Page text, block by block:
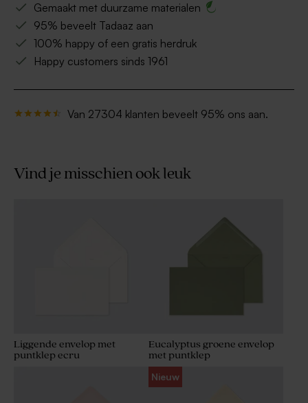
Gemaakt met duurzame materialen
95% beveelt Tadaaz aan
100% happy of een gratis herdruk
Happy customers sinds 1961
Van 27304 klanten beveelt 95% ons aan.
Vind je misschien ook leuk
Liggende envelop met
puntklep ecru
Eucalyptus groene envelop
met puntklep
Nieuw